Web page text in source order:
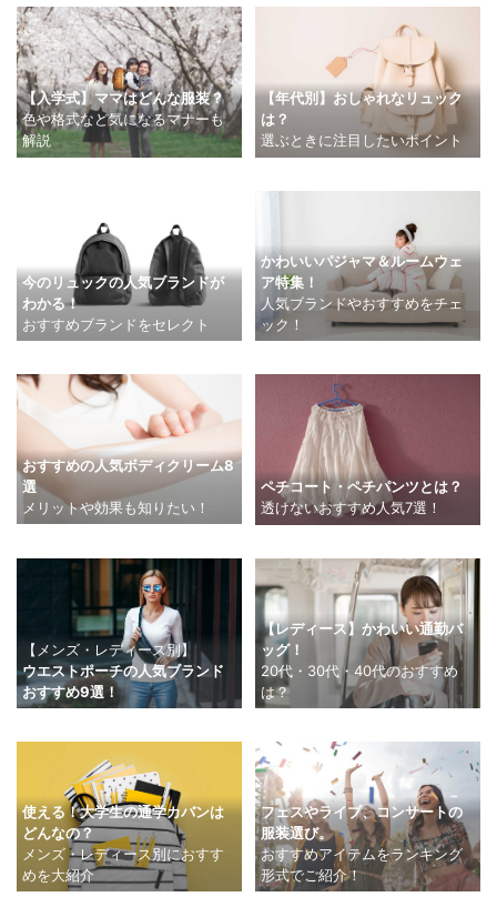
【入学式】ママはどんな服装？
色や格式など気になるマナーも
解説
【年代別】おしゃれなリュック
は？
選ぶときに注目したいポイント
今のリュックの人気ブランドが
わかる！
おすすめブランドをセレクト
かわいいパジャマ＆ルームウェ
ア特集！
人気ブランドやおすすめをチェ
ック！
おすすめの人気ボディクリーム8
選
メリットや効果も知りたい！
ペチコート・ペチパンツとは？
透けないおすすめ人気7選！
【メンズ・レディース別】
ウエストポーチの人気ブランド
おすすめ9選！
【レディース】かわいい通勤バ
ッグ！
20代・30代・40代のおすすめ
は？
使える！大学生の通学カバンは
どんなの？
メンズ・レディース別におすす
めを大紹介
フェスやライブ、コンサートの
服装選び。
おすすめアイテムをランキング
形式でご紹介！